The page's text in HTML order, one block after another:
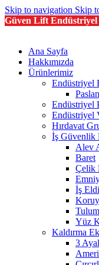
Skip to navigation Skip
Güven Lift
Ana Sayfa
Hakkımızda
Ürünlerimiz
Endüstriyel
Endüstriyel
Endüstriyel
Hırdavat
İş Güvenlik
Alev
Baret
Çelik
İş
Tulum
Yüz
Kaldırma
3